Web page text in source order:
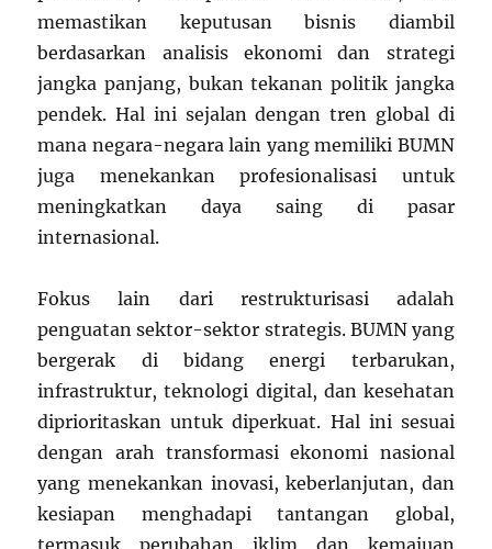
memastikan keputusan bisnis diambil
berdasarkan analisis ekonomi dan strategi
jangka panjang, bukan tekanan politik jangka
pendek. Hal ini sejalan dengan tren global di
mana negara-negara lain yang memiliki BUMN
juga menekankan profesionalisasi untuk
meningkatkan daya saing di pasar
internasional.
Fokus lain dari restrukturisasi adalah
penguatan sektor-sektor strategis. BUMN yang
bergerak di bidang energi terbarukan,
infrastruktur, teknologi digital, dan kesehatan
diprioritaskan untuk diperkuat. Hal ini sesuai
dengan arah transformasi ekonomi nasional
yang menekankan inovasi, keberlanjutan, dan
kesiapan menghadapi tantangan global,
termasuk perubahan iklim dan kemajuan